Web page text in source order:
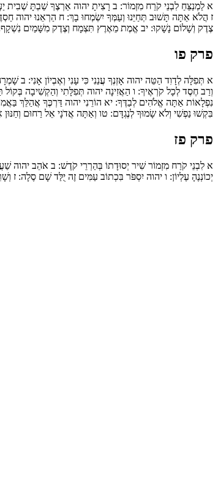
א לַמְנַצֵּחַ לִבְנֵי קֹרַח מִזְמוֹר: ב רָצִיתָ יהוה אַרְצֶךָ שַׁבְתָּ שְׁבִית
ז הֲלֹא אַתָּה תָּשׁוּב תְּחַיֵּנוּ וְעַמְּךָ יִשְׂמְחוּ בָךְ: ח הַרְאֵנוּ יהוה
צֶדֶק וְשָׁלוֹם נָשָׁקוּ: יב אֱמֶת מֵאֶרֶץ תִּצְמָח וְצֶדֶק מִשָּׁמַיִם
פרק פו
א תְּפִלָּה לְדָוִד הַטֵּה יהוה אָזְנְךָ עֲנֵנִי כִּי עָנִי וְאֶבְיוֹן אָנִי: ב
וְרַב חֶסֶד לְכָל קֹרְאֶיךָ: ו הַאֲזִינָה יהוה תְּפִלָּתִי וְהַקְשִׁיבָה בְּקוֹל
נִפְלָאוֹת אַתָּה אֱלֹהִים לְבַדֶּךָ: יא הוֹרֵנִי יהוה דַּרְכֶּךָ אֲהַלֵּךְ
בִּקְשׁוּ נַפְשִׁי וְלֹא שָׂמוּךָ לְנֶגְדָּם: טו וְאַתָּה אֲדֹנָי אֵל רַחוּם
פרק פז
א לִבְנֵי קֹרַח מִזְמוֹר שִׁיר יְסוּדָתוֹ בְּהַרְרֵי קֹדֶשׁ: ב אֹהֵב יהוה
יְכוֹנְנֶהָ עֶלְיוֹן: ו יהוה יִסְפֹּר בִּכְתוֹב עַמִּים זֶה יֻלַּד שָׁם סֶלָה: ז